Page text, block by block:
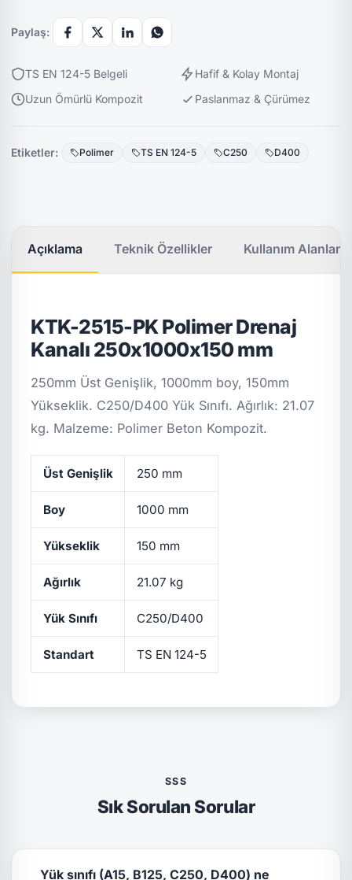
Paylaş:
TS EN 124-5 Belgeli
Hafif & Kolay Montaj
Uzun Ömürlü Kompozit
Paslanmaz & Çürümez
Etiketler: Polimer TS EN 124-5 C250 D400
Açıklama Teknik Özellikler Kullanım Alanları
KTK-2515-PK Polimer Drenaj
Kanalı 250x1000x150 mm
250mm Üst Genişlik, 1000mm boy, 150mm
Yükseklik. C250/D400 Yük Sınıfı. Ağırlık: 21.07
kg. Malzeme: Polimer Beton Kompozit.
Üst Genişlik 250 mm
Boy 1000 mm
Yükseklik 150 mm
Ağırlık 21.07 kg
Yük Sınıfı C250/D400
Standart TS EN 124-5
SSS
Sık Sorulan Sorular
Yük sınıfı (A15, B125, C250, D400) ne